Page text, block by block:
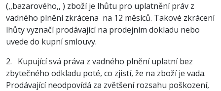
(,,bazarového,, ) zboží je lhůtu pro uplatnění práv z
vadného plnění zkrácena na 12 měsíců. Takové zkrácení
lhůty vyznačí prodávající na prodejním dokladu nebo
uvede do kupní smlouvy.
2. Kupující svá práva z vadného plnění uplatní bez
zbytečného odkladu poté, co zjistí, že na zboží je vada.
Prodávající neodpovídá za zvětšení rozsahu poškození,